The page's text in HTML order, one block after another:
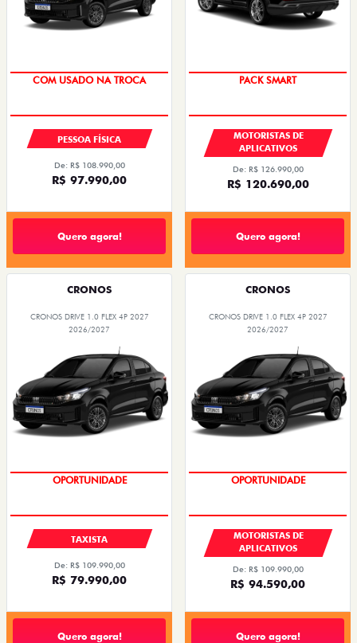
COM USADO NA TROCA
PESSOA FÍSICA
De: R$ 108.990,00
R$ 97.990,00
Quero agora!
PACK SMART
MOTORISTAS DE
APLICATIVOS
De: R$ 126.990,00
R$ 120.690,00
Quero agora!
CRONOS
CRONOS DRIVE 1.0 FLEX 4P 2027
2026/2027
OPORTUNIDADE
TAXISTA
De: R$ 109.990,00
R$ 79.990,00
Quero agora!
CRONOS
CRONOS DRIVE 1.0 FLEX 4P 2027
2026/2027
OPORTUNIDADE
MOTORISTAS DE
APLICATIVOS
De: R$ 109.990,00
R$ 94.590,00
Quero agora!